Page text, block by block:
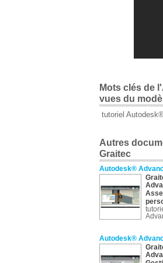
Mots clés de
vues du
tutoriel
Autres
Graitec
Autodesk®
Autodesk®